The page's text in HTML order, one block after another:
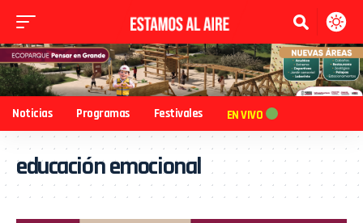
Noticias Programas Festivales EN VIVO
educación emocional